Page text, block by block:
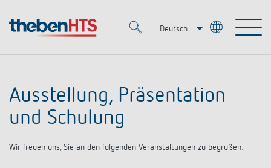
Deutsch
Produkte
KNX
Ausstellung, Präsentation
und Schulung
Wir freuen uns, Sie an den folgenden Veranstaltungen zu begrüßen: